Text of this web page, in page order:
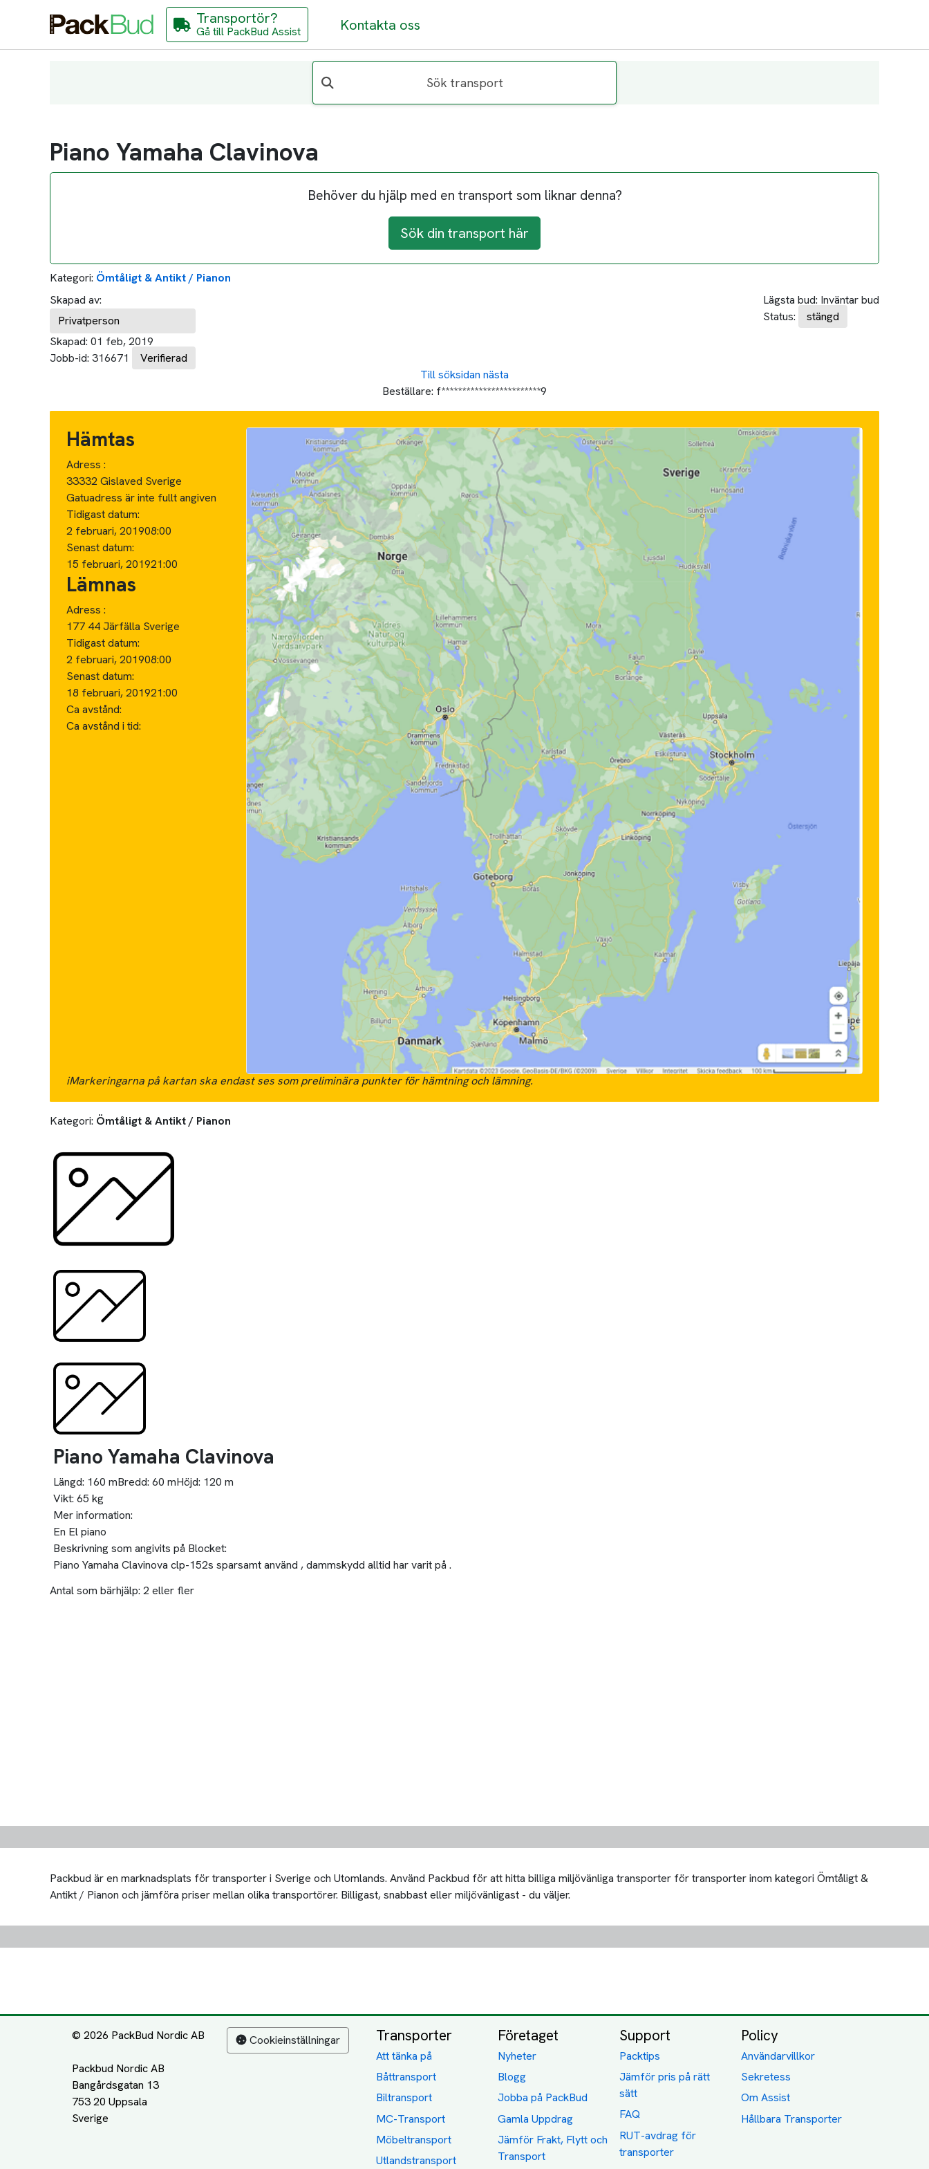
Transportör?
Gå till PackBud Assist Kontakta oss
Sök transport
Piano Yamaha Clavinova
Behöver du hjälp med en transport som liknar denna?
Sök din transport här
Kategori: Ömtåligt & Antikt / Pianon
Skapad av:
Privatperson
Skapad: 01 feb, 2019
Jobb-id: 316671 Verifierad
Lägsta bud: Inväntar bud
Status:
stängd
Till söksidan nästa
Beställare: f************************9
Hämtas
Adress :
33332 Gislaved Sverige
Gatuadress är inte fullt angiven
Tidigast datum:
2 februari, 201908:00
Senast datum:
15 februari, 201921:00
Lämnas
Adress :
177 44 Järfälla Sverige
Tidigast datum:
2 februari, 201908:00
Senast datum:
18 februari, 201921:00
Ca avstånd:
Ca avstånd i tid:
iMarkeringarna på kartan ska endast ses som preliminära punkter för hämtning och lämning.
Kategori: Ömtåligt & Antikt / Pianon
Piano Yamaha Clavinova
Längd: 160 mBredd: 60 mHöjd: 120 m
Vikt: 65 kg
Mer information:
En El piano
Beskrivning som angivits på Blocket:
Piano Yamaha Clavinova clp-152s sparsamt använd , dammskydd alltid har varit på .
Antal som bärhjälp: 2 eller fler
Packbud är en marknadsplats för transporter i Sverige och Utomlands. Använd Packbud för att hitta billiga miljövänliga transporter för transporter inom kategori Ömtåligt &
Antikt / Pianon och jämföra priser mellan olika transportörer. Billigast, snabbast eller miljövänligast - du väljer.
© 2026 PackBud Nordic AB
Packbud Nordic AB
Bangårdsgatan 13
753 20 Uppsala
Cookieinställningar Transporter
Att tänka på
Båttransport
Biltransport
MC-Transport
Möbeltransport
Utlandstransport
Företaget
Nyheter
Blogg
Jobba på PackBud
Gamla Uppdrag
Jämför Frakt, Flytt och
Transport
Support
Packtips
Jämför pris på rätt
sätt
FAQ
RUT-avdrag för
transporter
Policy
Användarvillkor
Sekretess
Om Assist
Hållbara Transporter